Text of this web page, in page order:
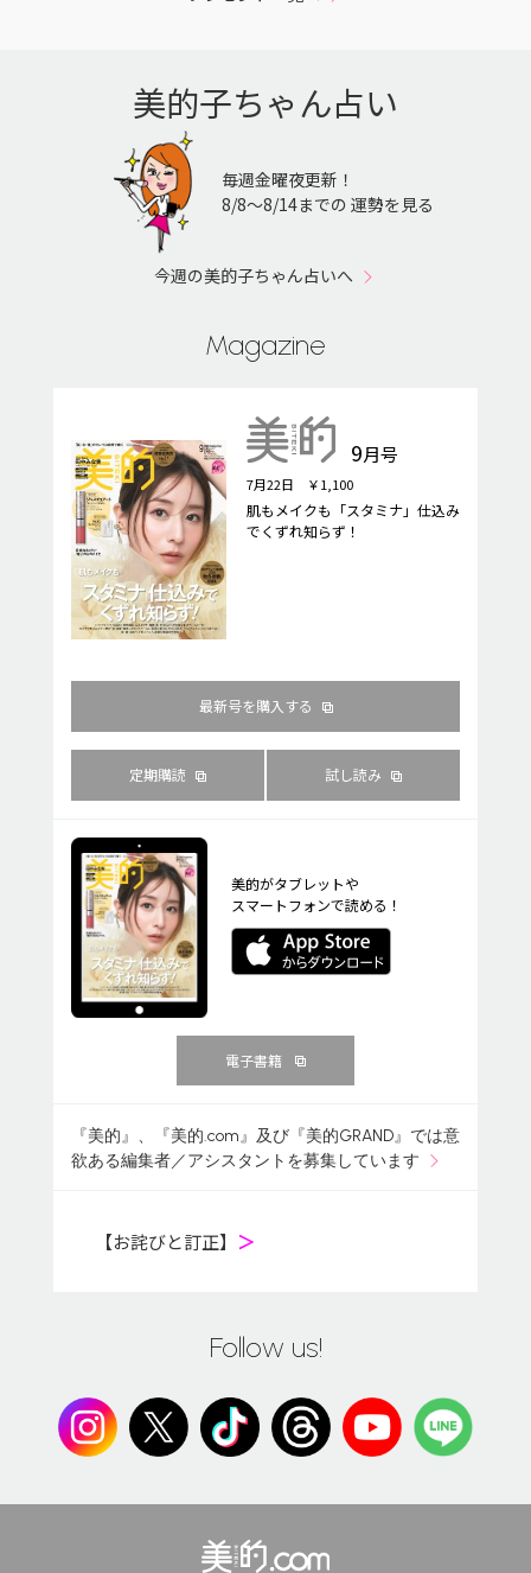
美的子ちゃん占い
毎週金曜夜更新！
8/8〜8/14までの 運勢を見る
今週の美的子ちゃん占いへ
Magazine
9月号
7月22日 ￥1,100
肌もメイクも「スタミナ」仕込み
でくずれ知らず！
最新号を購入する
定期購読 試し読み
美的がタブレットや
スマートフォンで読める！
電子書籍
『美的』、『美的.com』及び『美的GRAND』では意
欲ある編集者／アシスタントを募集しています
【お詫びと訂正】 ＞
Follow us!